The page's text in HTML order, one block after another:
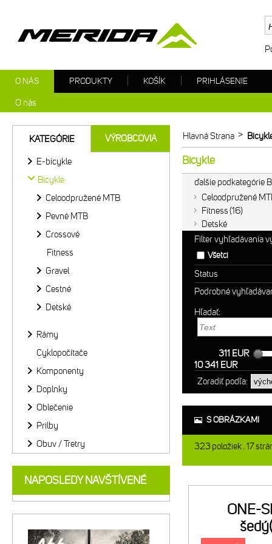
Hlavná Strana >
Bicykle
ďalšie podkategórie
Celoodpružené
Fitness 16
Detské
Filter vyhľadávania
Všetci
Status
Podrobné
Hľadať:
311 EUR
10 341 EUR
Zoradiť podľa:
S OBRÁZKAMI
323 položiek 17
ONE-
KATEGÓRIE VÝROBCOVIA
E-bicykle
Bicykle
Celoodpružené MTB
Pevné MTB
Crossové
Fitness
Gravel
Cestné
Detské
Rámy
Cyklopočítače
Komponenty
Doplnky
Oblečenie
Prilby
Obuv / Tretry
NAPOSLEDY NAVŠTÍVENÉ
O NÁS
O nás
PRODUKTY KOŠÍK PRIHLÁSENIE